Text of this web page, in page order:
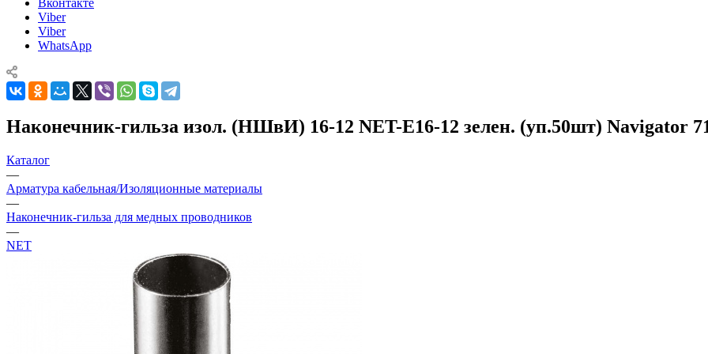
Вконтакте
Viber
Viber
WhatsApp
Наконечник-гильза изол. (НШвИ) 16-12 NET-Е16-12 зелен. (уп.50шт) Navigator
Каталог
—
Арматура кабельная/Изоляционные материалы
—
Наконечник-гильза для медных проводников
—
NET